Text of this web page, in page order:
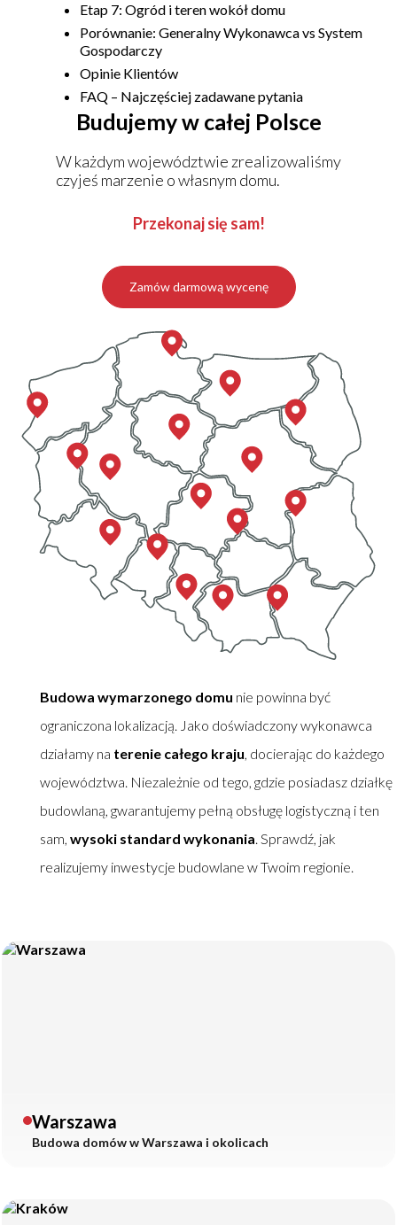
Referencje
KALKULATOR BUDOWY
BLOG
ZAPISZ SIĘ
Etap 7: Ogród i teren wokół domu
Porównanie: Generalny Wykonawca vs System
Gospodarczy
Opinie Klientów
FAQ – Najczęściej zadawane pytania
Budujemy w całej Polsce
W każdym województwie zrealizowaliśmy
czyjeś marzenie o własnym domu.
Przekonaj się sam!
Zamów darmową wycenę
Budowa wymarzonego domu nie powinna być
ograniczona lokalizacją. Jako doświadczony wykonawca
działamy na terenie całego kraju, docierając do każdego
województwa. Niezależnie od tego, gdzie posiadasz działkę
budowlaną, gwarantujemy pełną obsługę logistyczną i ten
sam, wysoki standard wykonania. Sprawdź, jak
realizujemy inwestycje budowlane w Twoim regionie.
Warszawa
Budowa domów wWarszawa i okolicach